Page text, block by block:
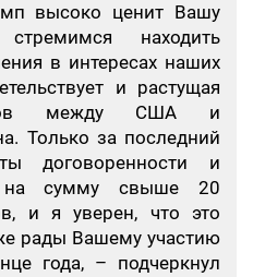
высоко ценит Вашу
находить
в интересах наших
и растущая
между США и
Только за последний
договоренности и
на сумму свыше 20
и я уверен, что это
рады Вашему участию
года, – подчеркнул